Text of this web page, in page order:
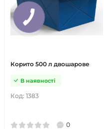
Корито 500 л двошарове
Код: 1383
В наявності
0